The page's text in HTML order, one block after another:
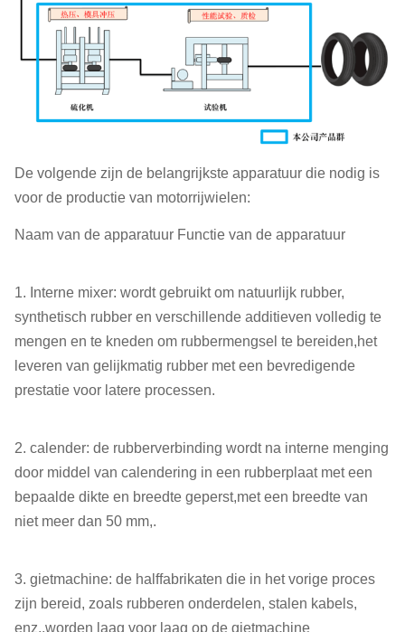
Röntgeninspectieapparatuur
De volgende zijn de belangrijkste apparatuur die nodig is
voor de productie van motorrijwielen:
Naam van de apparatuur Functie van de apparatuur
1. Interne mixer: wordt gebruikt om natuurlijk rubber,
synthetisch rubber en verschillende additieven volledig te
mengen en te kneden om rubbermengsel te bereiden,het
leveren van gelijkmatig rubber met een bevredigende
prestatie voor latere processen.
2. calender: de rubberverbinding wordt na interne menging
door middel van calendering in een rubberplaat met een
bepaalde dikte en breedte geperst,met een breedte van
niet meer dan 50 mm,.
3. gietmachine: de halffabrikaten die in het vorige proces
zijn bereid, zoals rubberen onderdelen, stalen kabels,
enz.,worden laag voor laag op de gietmachine